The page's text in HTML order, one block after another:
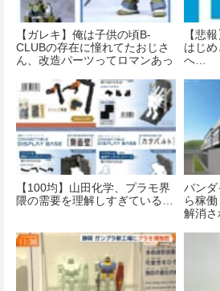
【ガレキ】俺は子供の頃B-
CLUBの存在に憧れてたおじさ
ん、改造パーツってロマンあっ
【悲
はじ
へ…
【100均】山田化学、プラモ界
隈の需要を理解しすぎている…
バン
ら稼
解消